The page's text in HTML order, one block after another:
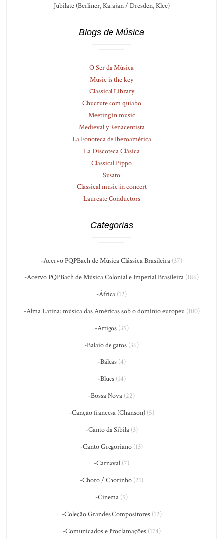
Jubilate (Berliner, Karajan / Dresden, Klee)
Blogs de Música
O Ser da Música
Music is the key
Classical Library
Chucrute com quiabo
Meeting in music
Medieval y Renacentista
La Fonoteca de Iberoamérica
La Discoteca Clásica
Classical Pippo
Susato
Classical music in concert
Laureate Conductors
Categorias
-Acervo PQPBach de Música Clássica Brasileira (37)
-Acervo PQPBach de Música Colonial e Imperial Brasileira (186)
-África (12)
-Alma Latina: música das Américas sob o domínio europeu(100)
-Artigos(35)
-Balaio de gatos (36)
-Bálcãs(4)
-Blues(14)
-Bossa Nova (22)
-Canção francesa (Chanson)(5)
-Canto da Sibila(3)
-Canto Gregoriano (13)
-Carnaval (7)
-Choro / Chorinho (21)
-Cinema (5)
-Coleção Grandes Compositores(12)
-Comunicados e Proclamações(174)